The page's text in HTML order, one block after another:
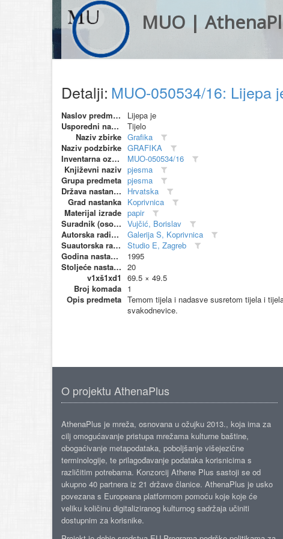
MUO |
Detalji: MUO-050534/16: Lijepa
Naslov predmeta
Lijepa je
Usporedni naziv
Tijelo
Naziv zbirke Grafika
Naziv podzbirke GRAFIKA
Inventarna oznaka
MUO-050534/16
Književni naziv pjesma
Grupa predmeta pjesma
Država nastanka
Hrvatska
Grad nastanka Koprivnica
Materijal izrade papir
Suradnik (osoba) Vujčić, Borislav
Autorska radionica (proizvođač)
Galerija S, Koprivnica
Suautorska radionica (suproizvođač)
Studio E, Zagreb
Godina nastanka
1995
Stoljeće nastanka 20
v1xš1xd1
69.5 × 49.5
Broj komada 1
Opis predmeta Temom tijela i nadasve susretom tijela i
svakodnevice.
O projektu AthenaPlus
AthenaPlus je mreža, osnovana u ožujku 2013., koja ima za
cilj omogućavanje pristupa mrežama kulturne baštine,
obogaćivanje metapodataka, poboljšanje višejezične
terminologije, te prilagođavanje podataka korisnicima s
različitim potrebama. Konzorcij Athene Plus sastoji se od
ukupno 40 partnera iz 21 države članice. AthenaPlus je usko
povezana s Europeana platformom pomoću koje koje će
veliku količinu digitaliziranog kulturnog sadržaja učiniti
dostupnim za korisnike.